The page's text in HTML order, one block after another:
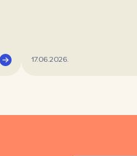
17.06.2026.